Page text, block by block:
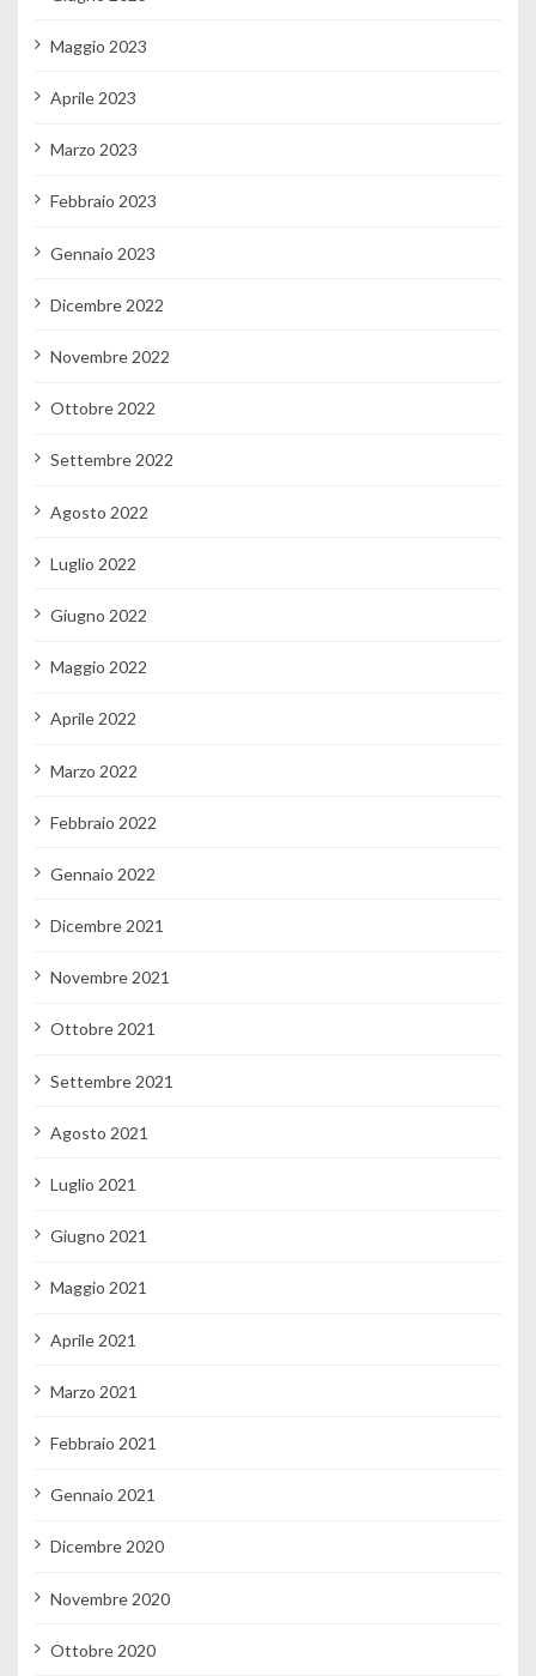
Maggio 2023
Aprile 2023
Marzo 2023
Febbraio 2023
Gennaio 2023
Dicembre 2022
Novembre 2022
Ottobre 2022
Settembre 2022
Agosto 2022
Luglio 2022
Giugno 2022
Maggio 2022
Aprile 2022
Marzo 2022
Febbraio 2022
Gennaio 2022
Dicembre 2021
Novembre 2021
Ottobre 2021
Settembre 2021
Agosto 2021
Luglio 2021
Giugno 2021
Maggio 2021
Aprile 2021
Marzo 2021
Febbraio 2021
Gennaio 2021
Dicembre 2020
Novembre 2020
Ottobre 2020